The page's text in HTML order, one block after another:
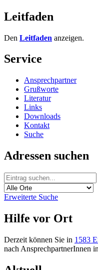
Leitfaden
Den Leitfaden anzeigen.
Service
Ansprechpartner
Grußworte
Literatur
Links
Downloads
Kontakt
Suche
Adressen suchen
Erweiterte Suche
Hilfe vor Ort
Derzeit können Sie in 1583
nach AnsprechpartnerInnen